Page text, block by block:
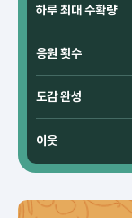
하루 최대 수확량
응원 횟수
도감 완성
이웃